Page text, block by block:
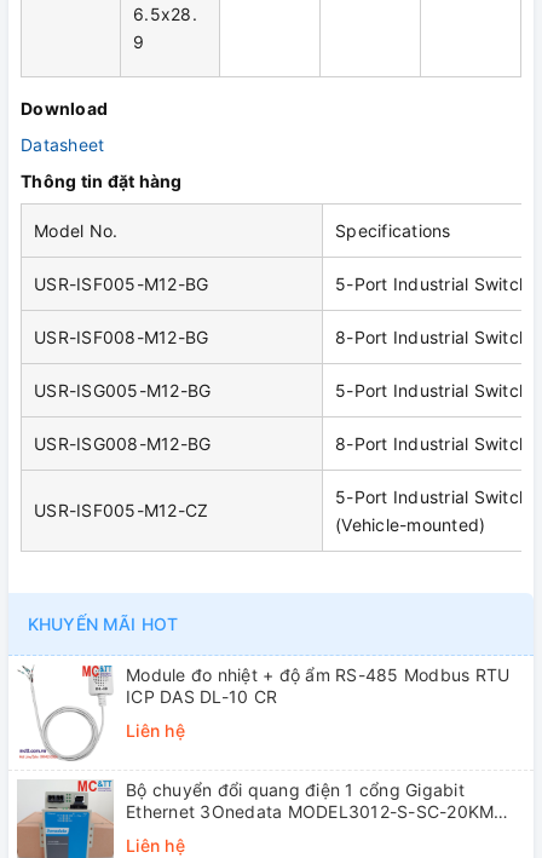
6.5x28.
9
Download
Datasheet
Thông tin đặt hàng
Model No. Specifications
USR-ISF005-M12-BG 5-Port Industrial Switch,
USR-ISF008-M12-BG 8-Port Industrial Switch,
USR-ISG005-M12-BG 5-Port Industrial Switch,
USR-ISG008-M12-BG 8-Port Industrial Switch,
USR-ISF005-M12-CZ
5-Port Industrial Switch,
(Vehicle-mounted)
KHUYẾN MÃI HOT
Module đo nhiệt + độ ẩm RS-485 Modbus RTU
ICP DAS DL-10 CR
Liên hệ
Bộ chuyển đổi quang điện 1 cổng Gigabit
Ethernet 3Onedata MODEL3012-S-SC-20KM
Liên hệ